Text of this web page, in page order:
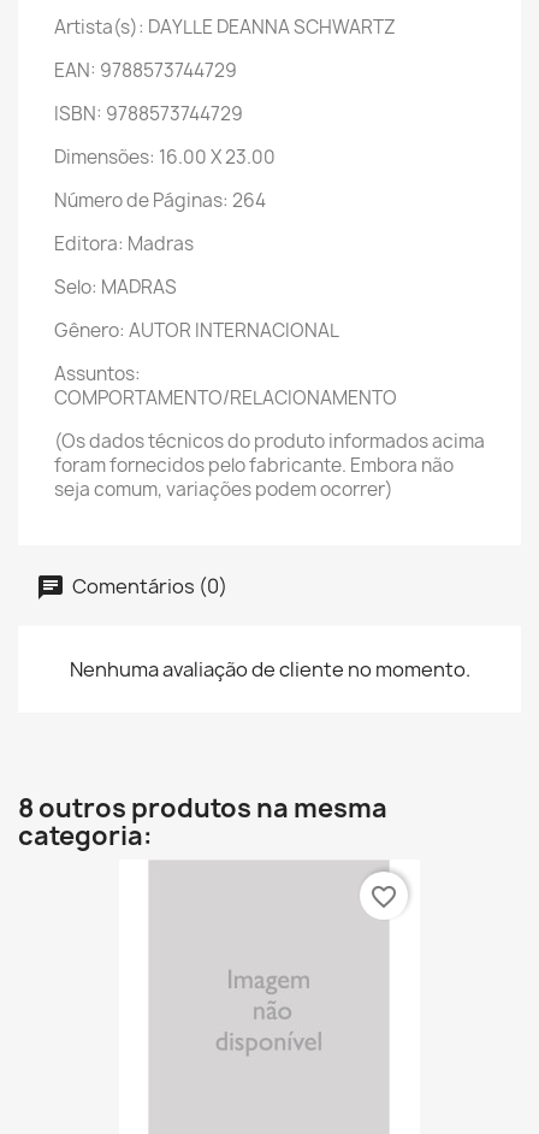
Artista(s): DAYLLE DEANNA SCHWARTZ
EAN: 9788573744729
ISBN: 9788573744729
Dimensões: 16.00 X 23.00
Número de Páginas: 264
Editora: Madras
Selo: MADRAS
Gênero: AUTOR INTERNACIONAL
Assuntos:
COMPORTAMENTO/RELACIONAMENTO
(Os dados técnicos do produto informados acima
foram fornecidos pelo fabricante. Embora não
seja comum, variações podem ocorrer)
Comentários (0)
Nenhuma avaliação de cliente no momento.
8 outros produtos na mesma
categoria:
favorite_border